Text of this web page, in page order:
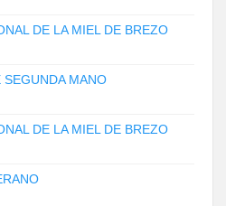
DE LA MIEL DE BREZO
MANO
DE LA MIEL DE BREZO